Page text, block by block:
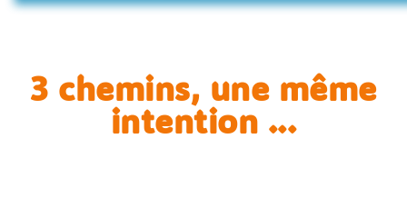
3 chemins, une même
intention ...